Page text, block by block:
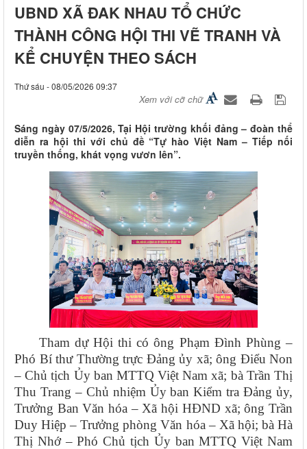
UBND XÃ ĐAK NHAU TỔ CHỨC
THÀNH CÔNG HỘI THI VẼ TRANH VÀ
KỂ CHUYỆN THEO SÁCH
Thứ sáu - 08/05/2026 09:37
Xem với cỡ chữ
Sáng ngày 07/5/2026, Tại Hội trường khối đảng – đoàn thể
diễn ra hội thi với chủ đề “Tự hào Việt Nam – Tiếp nối
truyền thống, khát vọng vươn lên”.
Tham dự Hội thi có ông Phạm Đình Phùng –
Phó Bí thư Thường trực Đảng ủy xã; ông Điểu Non
– Chủ tịch Ủy ban MTTQ Việt Nam xã; bà Trần Thị
Thu Trang – Chủ nhiệm Ủy ban Kiểm tra Đảng ủy,
Trưởng Ban Văn hóa – Xã hội HĐND xã; ông Trần
Duy Hiệp – Trưởng phòng Văn hóa – Xã hội; bà Hà
Thị Nhớ – Phó Chủ tịch Ủy ban MTTQ Việt Nam